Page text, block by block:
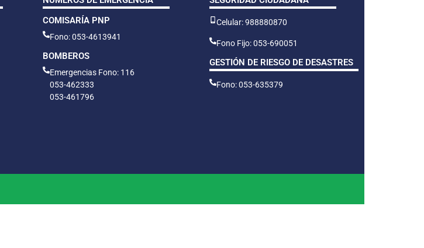
COMISARÍA PNP
Fono: 053-4613941
BOMBEROS
Emergencias Fono: 116
053-462333
053-461796
Celular: 988880870
Fono Fijo: 053-690051
GESTIÓN DE RIESGO DE DESASTRES
Fono: 053-635379